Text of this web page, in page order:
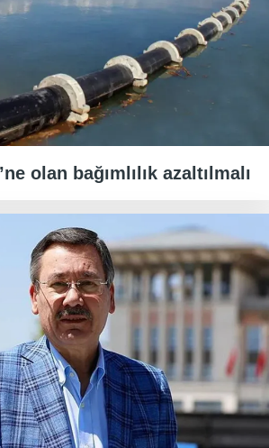
olan bağımlılık azaltılmalı